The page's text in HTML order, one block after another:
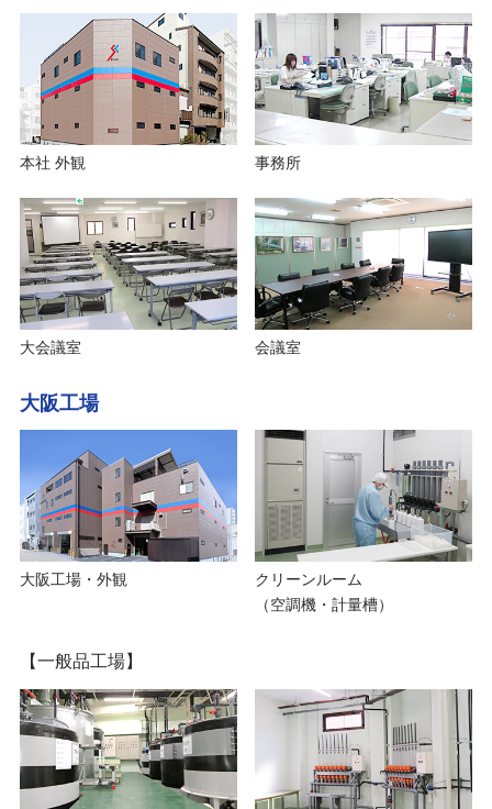
本社 外観 事務所
大会議室 会議室
大阪工場
大阪工場・外観
クリーンルーム
（空調機・計量槽）
【一般品工場】